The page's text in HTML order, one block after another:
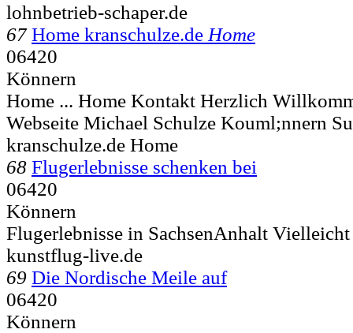
lohnbetrieb-schaper.de
67 Home kranschulze.de Home
06420
Könnern
Home ... Home Kontakt Herzlich
Webseite Michael Schulze Kouml;nnern
kranschulze.de Home
68 Flugerlebnisse schenken bei
06420
Könnern
Flugerlebnisse in SachsenAnhalt
kunstflug-live.de
69 Die Nordische Meile auf
06420
Könnern